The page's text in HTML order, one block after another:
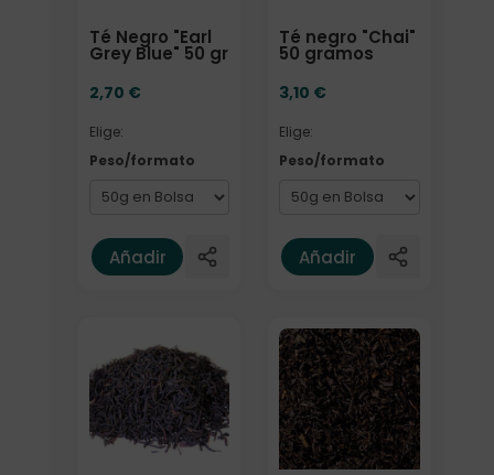
Té Negro "Earl
Grey Blue" 50 gr
2,70 €
Elige:
Peso/formato
Añadir
Té negro "Chai"
50 gramos
3,10 €
Elige:
Peso/formato
Añadir
Elige: Peso/formato